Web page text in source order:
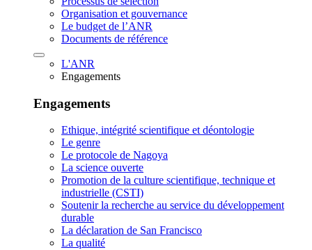
Organisation et gouvernance
Le budget de l’ANR
Documents de référence
L'ANR
Engagements
Engagements
Ethique, intégrité scientifique et déontologie
Le genre
Le protocole de Nagoya
La science ouverte
Promotion de la culture scientifique, technique et
industrielle (CSTI)
Soutenir la recherche au service du développement
durable
La déclaration de San Francisco
La qualité